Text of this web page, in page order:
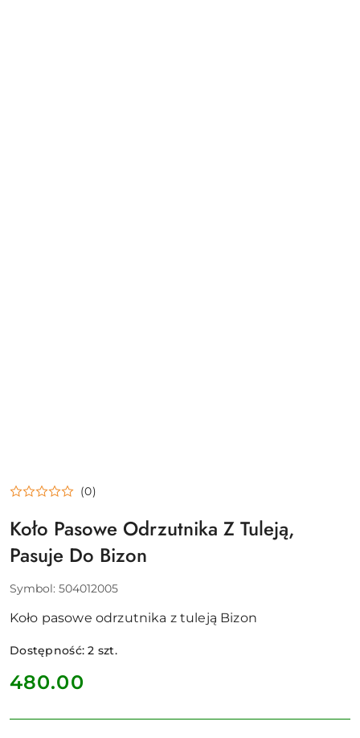
(0)
Koło Pasowe Odrzutnika Z Tuleją,
Pasuje Do Bizon
Symbol: 504012005
Koło pasowe odrzutnika z tuleją Bizon
Dostępność:2 szt.
cena:
480.00